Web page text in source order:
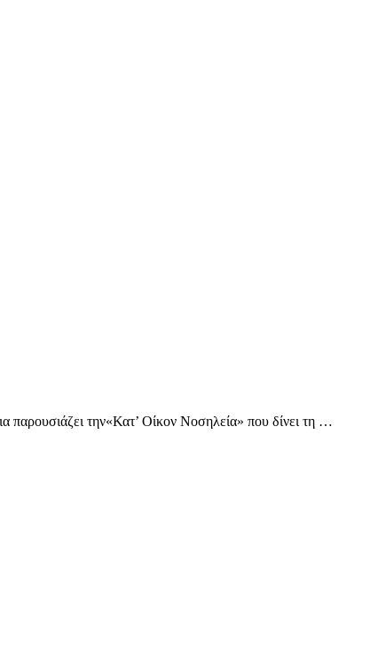
παρουσιάζει την«Κατ’ Οίκον Νοσηλεία» που δίνει τη …